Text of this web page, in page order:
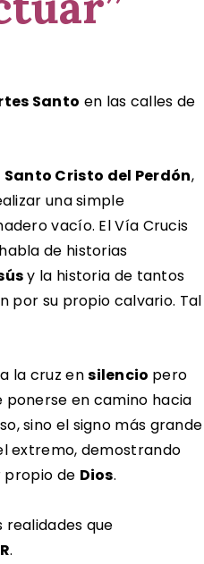
Santo en las calles de
Cristo del Perdón,
una simple
vacío. El Vía Crucis
de historias
y la historia de tantos
por su propio calvario. Tal
la cruz ensilencio pero
ponerse en camino hacia
sino el signo más grande
extremo, demostrando
propio de Dios.
que
.